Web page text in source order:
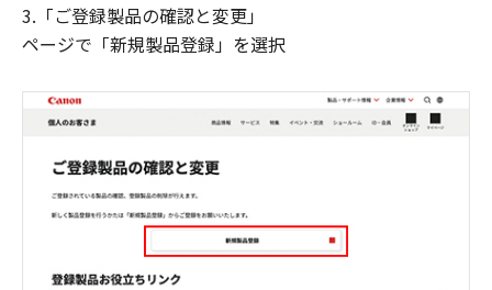
3.「ご登録製品の確認と変更」
ページで「新規製品登録」を選択